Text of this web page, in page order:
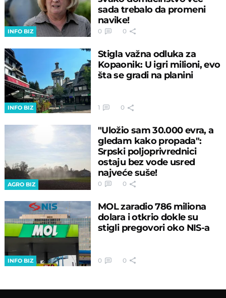
INFO BIZ
sada trebalo da promeni
navike!
0 0
INFO BIZ
Stigla važna odluka za
Kopaonik: U igri milioni, evo
šta se gradi na planini
1 0
AGRO BIZ
"Uložio sam 30.000 evra, a
gledam kako propada":
Srpski poljoprivrednici
ostaju bez vode usred
najveće suše!
0 0
INFO BIZ
MOL zaradio 786 miliona
dolara i otkrio dokle su
stigli pregovori oko NIS-a
0 0